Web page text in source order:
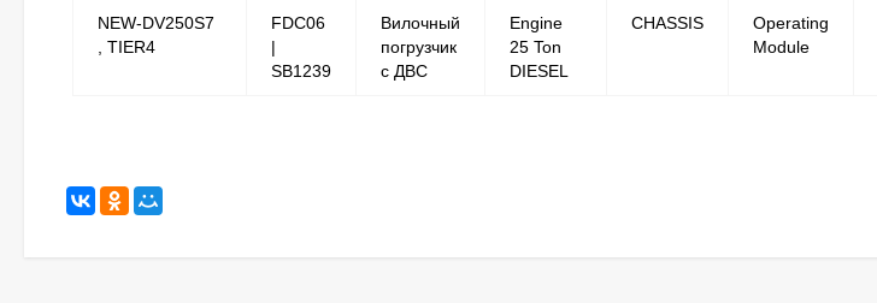
NEW-DV250S7
, TIER4
FDC06
|
SB1239
Вилочный
погрузчик
с ДВС
Engine
25 Ton
DIESEL
CHASSIS
Operating
Module